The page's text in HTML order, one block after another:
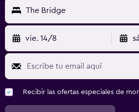
The Bridge
vie. 14/8
Recibir las ofertas especiales de